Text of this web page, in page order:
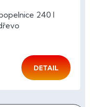
240 l
DETAIL